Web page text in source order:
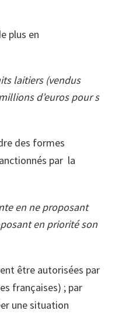
plus en
laitiers (vendus
d’euros pour s
des formes
par la
en ne proposant
en priorité son
être autorisées par
françaises) ; par
une situation